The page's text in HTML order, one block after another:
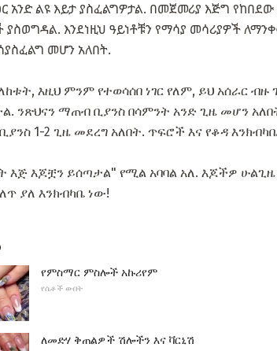
አንድ ልዩ እይታ ያስፈልግዎታል. በመጀመሪያ እጅግ
እንደነዚህ ዓይነቶቹን የማሳያ መሳሪያዎች
መሆን አለበት.
እዚህ ምንም የተወሳሰበ ነገር የለም, ይህ አሰራር
ንጽህናን ማጠብ ቢያንስ በሳምንት አንድ ጊዜ መሆን
1-2 ጊዜ መደረግ አለበት. ጥፍሮች እና የቆዳ
እጅ እጆቿን ይሰጣታል" የሚል አባባል አለ. እጆችዎ
ያለ እንክብካቤ ነው!
የምስማር ምስሎች አኩሪየም
የሴቶች ውበት
ለመድሃ ቅጠልዎች ሽሎችን እና ቫርኒሽ